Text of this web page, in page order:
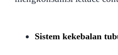
Sistem kekebalan